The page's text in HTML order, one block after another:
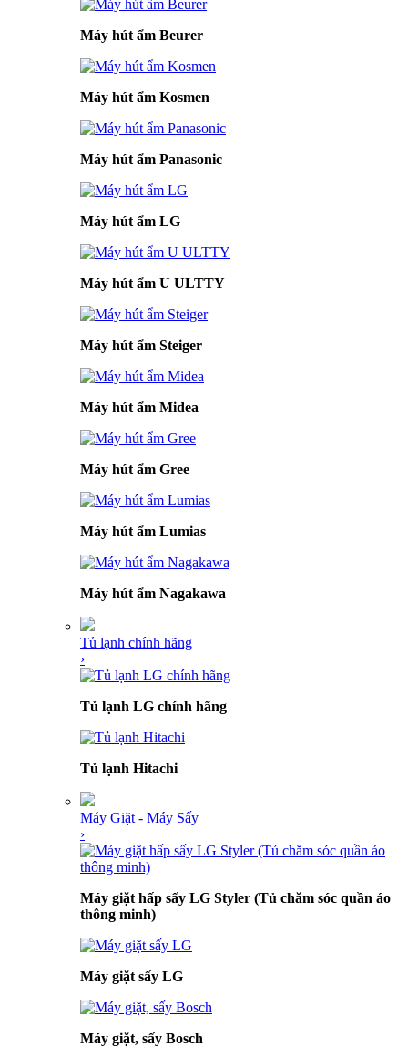
Máy hút ẩm Beurer
Máy hút ẩm Kosmen
Máy hút ẩm Panasonic
Máy hút ẩm LG
Máy hút ẩm U ULTTY
Máy hút ẩm Steiger
Máy hút ẩm Midea
Máy hút ẩm Gree
Máy hút ẩm Lumias
Máy hút ẩm Nagakawa
Tủ lạnh chính hãng
›
Tủ lạnh LG chính hãng
Tủ lạnh Hitachi
Máy Giặt - Máy Sấy
›
Máy giặt hấp sấy LG Styler (Tủ chăm sóc quần áo
thông minh)
Máy giặt sấy LG
Máy giặt, sấy Bosch